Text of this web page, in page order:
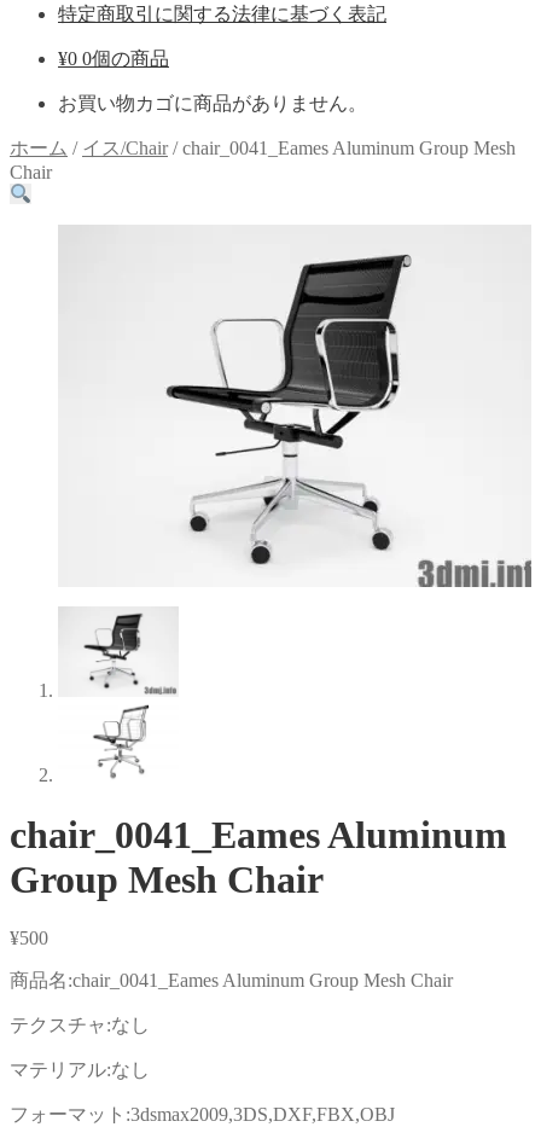
特定商取引に関する法律に基づく表記
¥0 0個の商品
お買い物カゴに商品がありません。
ホーム / イス/Chair/chair_0041_Eames Aluminum Group Mesh
Chair
chair_0041_Eames Aluminum
Group Mesh Chair
¥500
商品名:chair_0041_Eames Aluminum Group Mesh Chair
テクスチャ:なし
マテリアル:なし
フォーマット:3dsmax2009,3DS,DXF,FBX,OBJ